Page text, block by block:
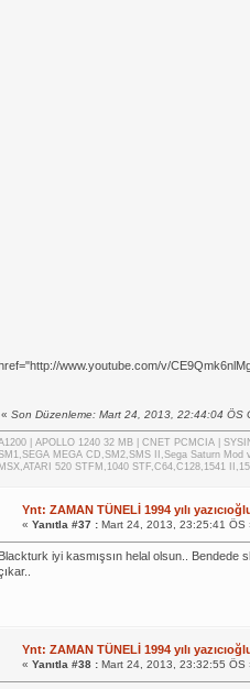
www.youtube.com/v/
« Son Düzenleme: Mart 24, 2013, 22:44:04 ÖS
| APOLLO 1240 32 MB | CNET PCMCIA |
MEGA CD,SM2,SMS II,Sega Saturn Mod
MSX,ATARI 520 STFM,1040 STF,C64,C128,1541
Ynt: ZAMAN TÜNELİ 1994 yılı
« Yanıtla #37 :Mart 24, 2013, 23:25:41 ÖS
Blackturk iyi kasmışsın helal olsun.. Bendede
Ynt: ZAMAN TÜNELİ 1994 yılı
« Yanıtla #38 :Mart 24, 2013, 23:32:55 ÖS